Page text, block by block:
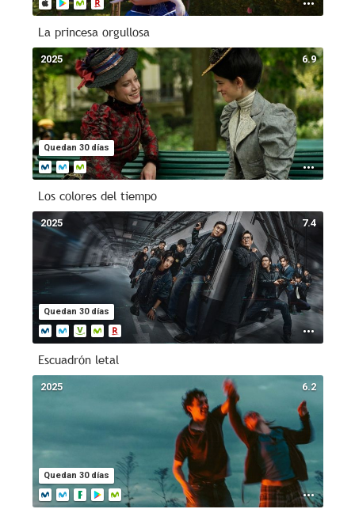
La princesa orgullosa
6.9
Quedan 30 días
2025
Los colores del tiempo
7.4
Quedan 30 días
2025
Escuadrón letal
6.2
Quedan 30 días
2025